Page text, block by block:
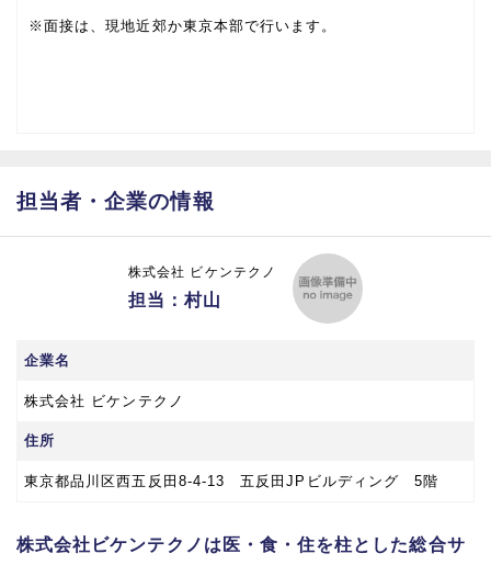
※面接は、現地近郊か東京本部で行います。
担当者・企業の情報
株式会社 ビケンテクノ
担当：村山
企業名
株式会社 ビケンテクノ
住所
東京都品川区西五反田8‐4‐13 五反田JPビルディング 5階
株式会社ビケンテクノは医・食・住を柱とした総合サ